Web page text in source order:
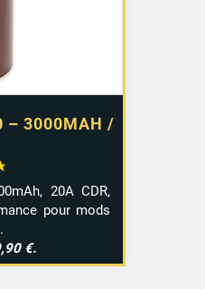
– 3000MAH /
20A CDR,
pour mods
€.